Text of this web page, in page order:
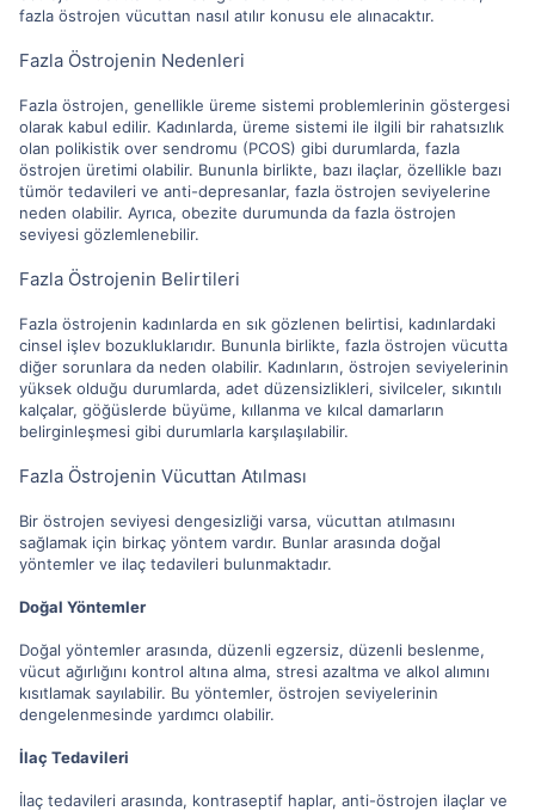
fazla östrojen vücuttan nasıl atılır konusu ele alınacaktır.
Fazla Östrojenin Nedenleri
Fazla östrojen, genellikle üreme sistemi problemlerinin göstergesi
olarak kabul edilir. Kadınlarda, üreme sistemi ile ilgili bir rahatsızlık
olan polikistik over sendromu (PCOS) gibi durumlarda, fazla
östrojen üretimi olabilir. Bununla birlikte, bazı ilaçlar, özellikle bazı
tümör tedavileri ve anti-depresanlar, fazla östrojen seviyelerine
neden olabilir. Ayrıca, obezite durumunda da fazla östrojen
seviyesi gözlemlenebilir.
Fazla Östrojenin Belirtileri
Fazla östrojenin kadınlarda en sık gözlenen belirtisi, kadınlardaki
cinsel işlev bozukluklarıdır. Bununla birlikte, fazla östrojen vücutta
diğer sorunlara da neden olabilir. Kadınların, östrojen seviyelerinin
yüksek olduğu durumlarda, adet düzensizlikleri, sivilceler, sıkıntılı
kalçalar, göğüslerde büyüme, kıllanma ve kılcal damarların
belirginleşmesi gibi durumlarla karşılaşılabilir.
Fazla Östrojenin Vücuttan Atılması
Bir östrojen seviyesi dengesizliği varsa, vücuttan atılmasını
sağlamak için birkaç yöntem vardır. Bunlar arasında doğal
yöntemler ve ilaç tedavileri bulunmaktadır.
Doğal Yöntemler
Doğal yöntemler arasında, düzenli egzersiz, düzenli beslenme,
vücut ağırlığını kontrol altına alma, stresi azaltma ve alkol alımını
kısıtlamak sayılabilir. Bu yöntemler, östrojen seviyelerinin
dengelenmesinde yardımcı olabilir.
İlaç Tedavileri
İlaç tedavileri arasında, kontraseptif haplar, anti-östrojen ilaçlar ve